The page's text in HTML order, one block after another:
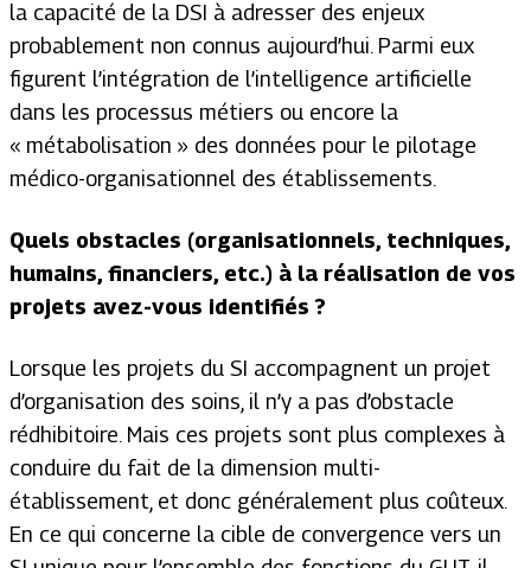
la capacité de la DSI à adresser des enjeux
probablement non connus aujourd’hui. Parmi eux
figurent l’intégration de l’intelligence artificielle
dans les processus métiers ou encore la
« métabolisation » des données pour le pilotage
médico-organisationnel des établissements.
Quels obstacles (organisationnels, techniques,
humains, financiers, etc.) à la réalisation de vos
projets avez-vous identifiés ?
Lorsque les projets du SI accompagnent un projet
d’organisation des soins, il n’y a pas d’obstacle
rédhibitoire. Mais ces projets sont plus complexes à
conduire du fait de la dimension multi-
établissement, et donc généralement plus coûteux.
En ce qui concerne la cible de convergence vers un